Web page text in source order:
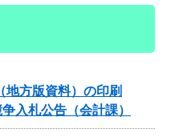
地方版資料）の印刷
入札公告（会計課）